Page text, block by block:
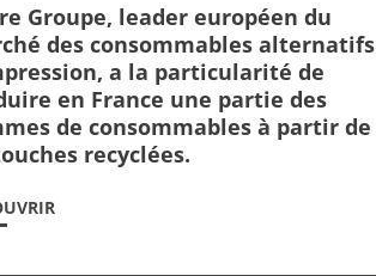
Groupe, leader européen du
des consommables alternatifs
a la particularité de
en France une partie des
de consommables à partir de
recyclées.